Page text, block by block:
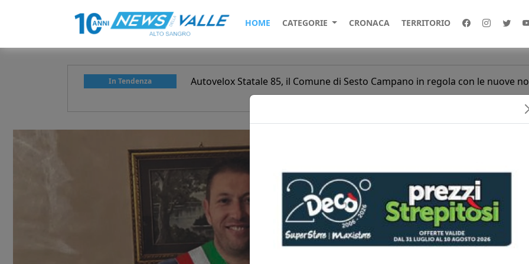
HOME CATEGORIE CRONACA TERRITORIO
In Tendenza
i controlli in occasione delle Autovelox Statale 85, il Comune di Sesto Campano in regola con le nuove